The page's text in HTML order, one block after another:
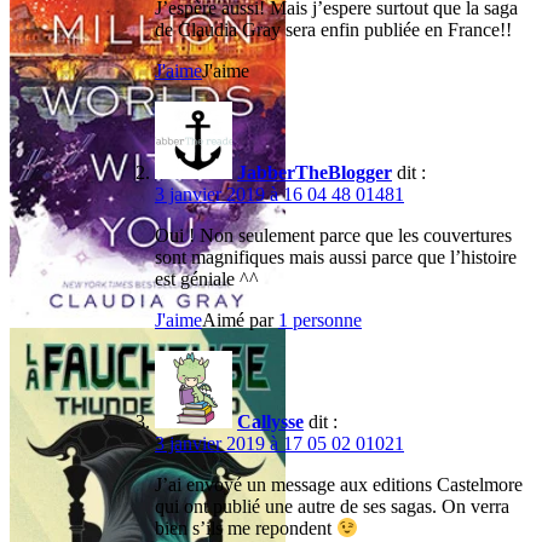
joyau
le
souffle
de
midas
ma
vie
cachée
marie
rutkoski
meilleures
lectures
2018
nos
vagues
outlander
sarah
J’espère aussi! Mais j’espere surtout que la saga
de Claudia Gray sera enfin publiée en France!!
J'aimeJ'aime
JabberTheBlogger dit :
3 janvier 2019 à 16 04 48 01481
Oui ! Non seulement parce que les couvertures
sont magnifiques mais aussi parce que l’histoire
est géniale ^^
J'aimeAimé par 1 personne
Callysse dit :
3 janvier 2019 à 17 05 02 01021
J’ai envoyé un message aux editions Castelmore
qui ont publié une autre de ses sagas. On verra
bien s’ils me repondent